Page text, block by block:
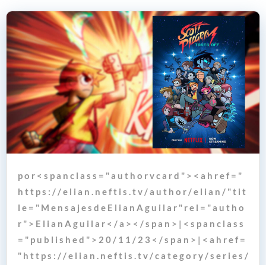
p o r < s p a n c l a s s = " a u t h o r v c a r d " > < a h r e f = "
h t t p s : / / e l i a n . n e f t i s . t v / a u t h o r / e l i a n / " t i t
l e = " M e n s a j e s d e E l i a n A g u i l a r " r e l = " a u t h o
r " > E l i a n A g u i l a r < / a > < / s p a n > | < s p a n c l a s s
= " p u b l i s h e d " > 2 0 / 1 1 / 2 3 < / s p a n > | < a h r e f =
" h t t p s : / / e l i a n . n e f t i s . t v / c a t e g o r y / s e r i e s /